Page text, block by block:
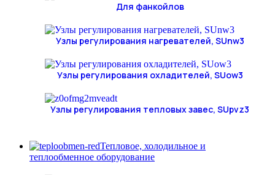
Для фанкойлов
Узлы регулирования нагревателей, SUnw3
Узлы регулирования охладителей, SUow3
Узлы регулирования тепловых завес, SUpvz3
Тепловое, холодильное и
теплообменное оборудование